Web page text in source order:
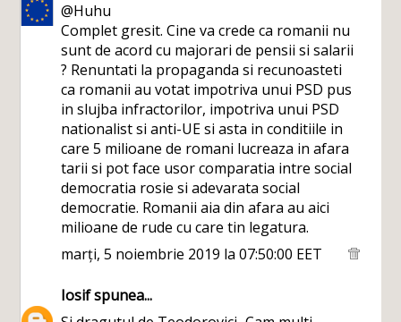
@Huhu
Complet gresit. Cine va crede ca romanii nu
sunt de acord cu majorari de pensii si salarii
? Renuntati la propaganda si recunoasteti
ca romanii au votat impotriva unui PSD pus
in slujba infractorilor, impotriva unui PSD
nationalist si anti-UE si asta in conditiile in
care 5 milioane de romani lucreaza in afara
tarii si pot face usor comparatia intre social
democratia rosie si adevarata social
democratie. Romanii aia din afara au aici
milioane de rude cu care tin legatura.
marți, 5 noiembrie 2019 la 07:50:00 EET
Iosifspunea...